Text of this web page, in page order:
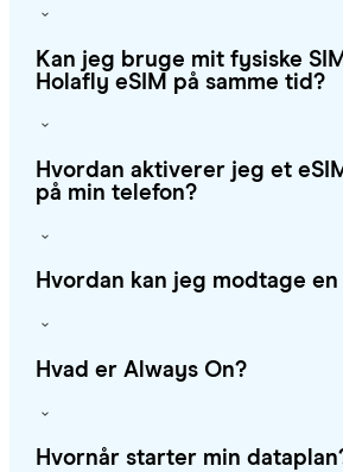
Kan jeg bruge mit fysiske
Holafly eSIM på samme tid?
Hvordan aktiverer jeg et
på min telefon?
Hvordan kan jeg modtage
Hvad er Always On?
Hvornår starter min